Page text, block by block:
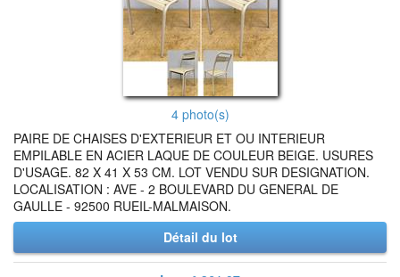
4 photo(s)
PAIRE DE CHAISES D'EXTERIEUR ET OU INTERIEUR
EMPILABLE EN ACIER LAQUE DE COULEUR BEIGE. USURES
D'USAGE. 82 X 41 X 53 CM. LOT VENDU SUR DESIGNATION.
LOCALISATION : AVE - 2 BOULEVARD DU GENERAL DE
GAULLE - 92500 RUEIL-MALMAISON.
Détail du lot